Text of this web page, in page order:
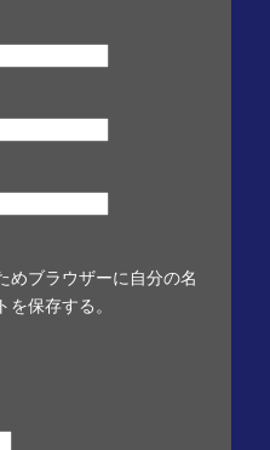
めブラウザーに自分の名
保存する。